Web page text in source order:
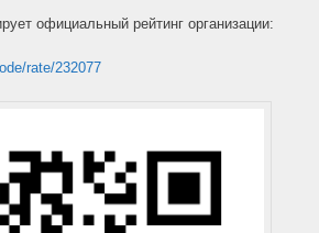
официальный рейтинг организации:
rate/232077